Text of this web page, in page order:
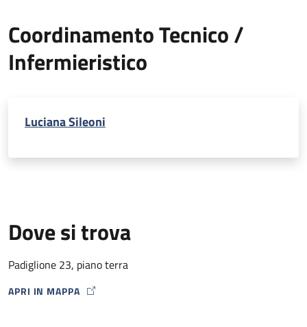
Coordinamento Tecnico /
Infermieristico
Luciana Sileoni
Dove si trova
Padiglione 23, piano terra
APRI IN MAPPA
MAP ICON